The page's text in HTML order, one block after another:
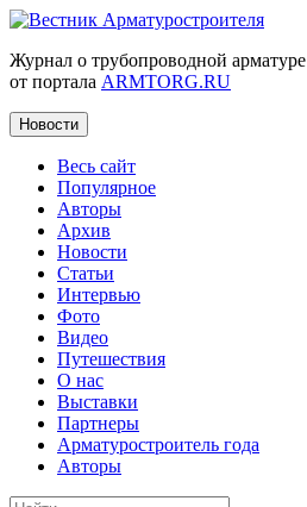
Журнал о трубопроводной арматуре
от портала ARMTORG.RU
Новости
Весь сайт
Популярное
Авторы
Архив
Новости
Статьи
Интервью
Фото
Видео
Путешествия
О нас
Выставки
Партнеры
Арматуростроитель года
Авторы